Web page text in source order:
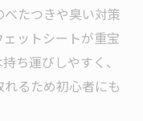
たつきや臭い対策
ットシートが重宝
ち運びしやすく、
るため初心者にも